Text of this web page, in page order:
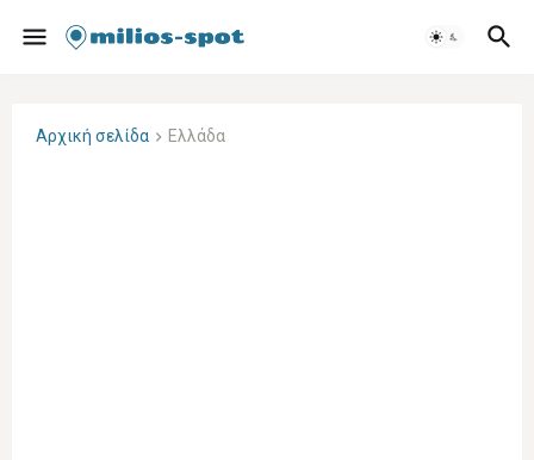
Αρχική σελίδα Ελλάδα